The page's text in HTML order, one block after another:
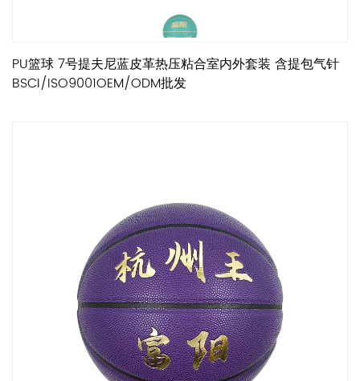
PU篮球 7号提夫尼蓝皮革热压粘合室内外套装 含提包气针
BSCI/ISO9001OEM/ODM批发